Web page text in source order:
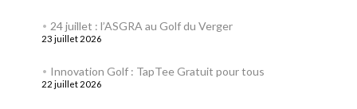
24 juillet : l’ASGRA au Golf du Verger
23 juillet 2026
Innovation Golf : TapTee Gratuit pour tous
22 juillet 2026